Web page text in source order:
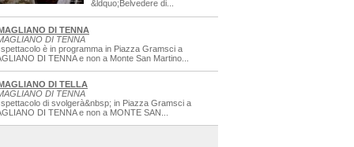
&ldquo;Belvedere di...
DI TENNA
DI TENNA
spettacolo è in programma in Piazza Gramsci a
DI TENNA e non a Monte San Martino...
DI TELLA
DI TENNA
spettacolo di svolgerà&nbsp; in Piazza Gramsci a
DI TENNA e non a MONTE SAN...